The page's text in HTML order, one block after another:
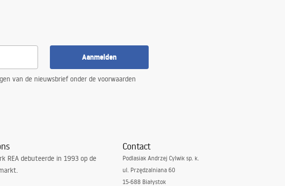
Aanmelden
van de nieuwsbrief onder de voorwaarden
REA debuteerde in 1993 op de
Contact
Podlasiak Andrzej Cylwik sp. k.
ul. Przędzalniana 60
15-688 Białystok